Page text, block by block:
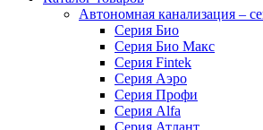
Автономная канализация –
Серия Био
Серия Био Макс
Серия Fintek
Серия Аэро
Серия Профи
Серия Alfa
Серия Атлант